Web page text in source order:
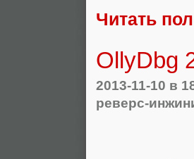
Читать
OllyDbg
2013-11-10 в
реверс-